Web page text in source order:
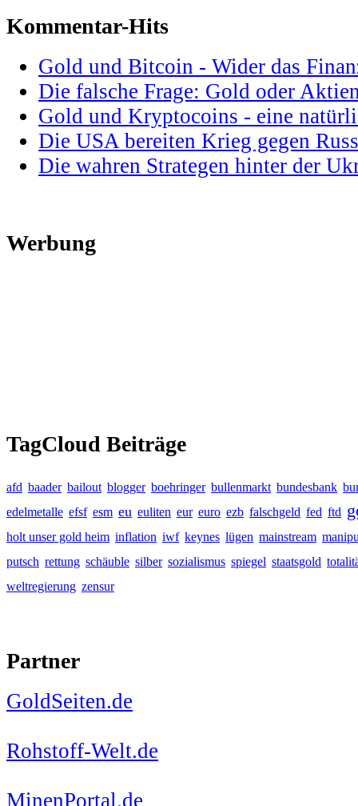
Kommentar-Hits
Gold und Bitcoin - Wider das
Die falsche Frage: Gold oder
Gold und Kryptocoins - eine
Die USA bereiten Krieg gegen
Die wahren Strategen hinter der
Werbung
TagCloud Beiträge
afd baader bailout blogger boehringer bullenmarkt bundesbank
edelmetalle efsf esm eu euliten eur euro ezb falschgeld fed ftd
holt unser gold heim inflation iwf keynes lügen mainstream
putsch rettung schäuble silber sozialismus spiegel staatsgold
weltregierung zensur
Partner
GoldSeiten.de
Rohstoff-Welt.de
MinenPortal.de